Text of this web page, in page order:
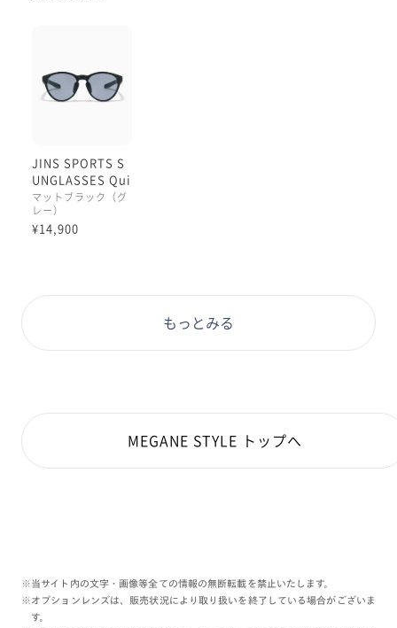
JINS SPORTS S
UNGLASSES Qui
ck Fit
マットブラック（グ
レー）
¥14,900
もっとみる
MEGANE STYLE トップへ
※当サイト内の文字・画像等全ての情報の無断転載を禁止いたします。
※オプションレンズは、販売状況により取り扱いを終了している場合がございま
す。